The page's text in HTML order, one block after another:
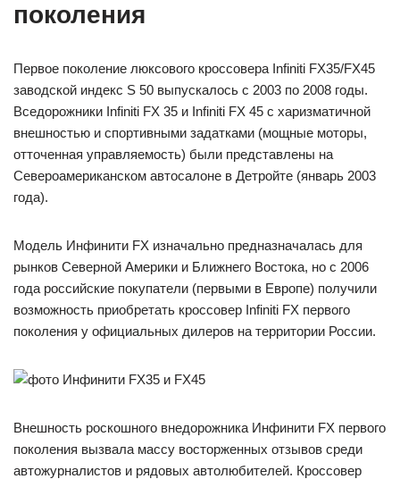
поколения
Первое поколение люксового кроссовера Infiniti FX35/FX45
заводской индекс S 50 выпускалось с 2003 по 2008 годы.
Вседорожники Infiniti FX 35 и Infiniti FX 45 с харизматичной
внешностью и спортивными задатками (мощные моторы,
отточенная управляемость) были представлены на
Североамериканском автосалоне в Детройте (январь 2003
года).
Модель Инфинити FX изначально предназначалась для
рынков Северной Америки и Ближнего Востока, но с 2006
года российские покупатели (первыми в Европе) получили
возможность приобретать кроссовер Infiniti FX первого
поколения у официальных дилеров на территории России.
Внешность роскошного внедорожника Инфинити FX первого
поколения вызвала массу восторженных отзывов среди
автожурналистов и рядовых автолюбителей. Кроссовер